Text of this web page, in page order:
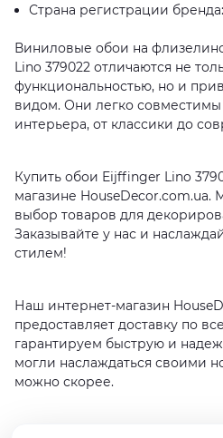
Страна регистрации
Виниловые обои на
Lino 379022 отличаются не
функциональностью, но и
видом. Они легко
интерьера, от классики до
Купить обои Eijffinger Lino
магазине
выбор товаров для
Заказывайте у нас и
стилем!
Наш интернет-магазин
предоставляет доставку по
гарантируем быструю и
могли наслаждаться своими
можно скорее.